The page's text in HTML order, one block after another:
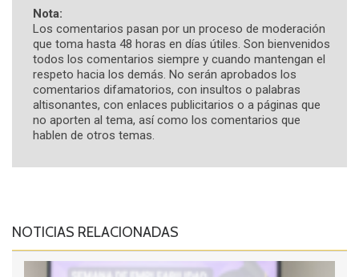
Nota:
Los comentarios pasan por un proceso de moderación
que toma hasta 48 horas en días útiles. Son bienvenidos
todos los comentarios siempre y cuando mantengan el
respeto hacia los demás. No serán aprobados los
comentarios difamatorios, con insultos o palabras
altisonantes, con enlaces publicitarios o a páginas que
no aporten al tema, así como los comentarios que
hablen de otros temas.
NOTICIAS RELACIONADAS